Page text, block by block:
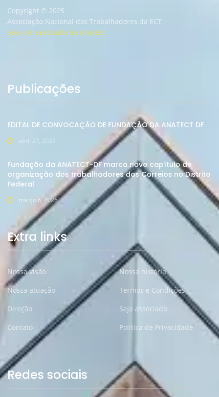
Copyright © 2025
Associação Nacional dos Trabalhadores da ECT
Seja um associado da Anatect
Publicações
EDITAL DE CONVOCAÇÂO DE FUNDAÇÃO DA ANATECT DF
abril 27, 2026
Fundação da ANATECT-DF marca novo capítulo de
organização dos trabalhadores dos Correios no Distrito
Federal
março 6, 2026
Extra links
Nossa visão
Nossa história
Nossa atuação
Termos e Condições
Direção
Seja associado
Contato
Política de Privacidade
Redes sociais